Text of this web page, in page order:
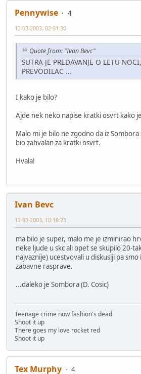
Pennywise
4
12-03-2003, 02:01:30
Quote from: "Ivan Bevc"
SUTRA JE PREDAVANJE O LETU
PREVODILAC ...
I kako je bilo?
Ajde nek neko napise kratki osvrt kako
Malo mi je bilo ne zgodno da iz Sombora
bio zahvalan za kratki osvrt.
Hvala!
Ivan Bevc
12-03-2003, 10:18:23
ma bilo je super, malo me je izminirao
neke ljude u skc ali opet se skupilo 20-
najvaznije) ucestvovali u diskusiji pa
zabavne rasprave.
...daleko je Sombora (D. Cosic)
Teenage crime now fashion's dead
Shoot it up
There goes my love rocket red
Shoot it up
Tex Murphy 4